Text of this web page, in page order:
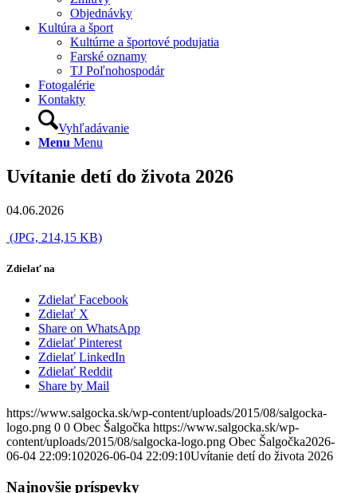
Objednávky
Kultúra a šport
Kultúrne a športové podujatia
Farské oznamy
TJ Poľnohospodár
Fotogalérie
Kontakty
Vyhľadávanie
Menu Menu
Uvítanie detí do života 2026
04.06.2026
(JPG, 214,15 KB)
Zdielať na
Zdielať Facebook
Zdielať X
Share on WhatsApp
Zdielať Pinterest
Zdielať LinkedIn
Zdielať Reddit
Share by Mail
https://www.salgocka.sk/wp-content/uploads/2015/08/salgocka-
logo.png 0 0 Obec Šalgočka https://www.salgocka.sk/wp-
content/uploads/2015/08/salgocka-logo.png Obec Šalgočka2026-
06-04 22:09:102026-06-04 22:09:10Uvítanie detí do života 2026
Najnovšie príspevky